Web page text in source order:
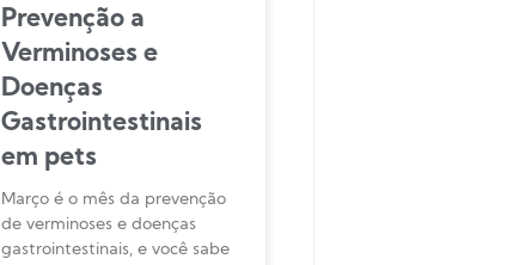
Prevenção a
Verminoses e
Doenças
Gastrointestinais
em pets
Março é o mês da prevenção
de verminoses e doenças
gastrointestinais, e você sabe